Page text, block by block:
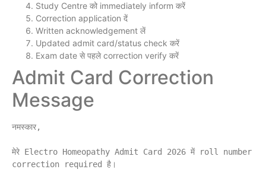
Study Centre को immediately inform करें
Correction application दें
Written acknowledgement लें
Updated admit card/status check करें
Exam date से पहले correction verify करें
Admit Card Correction
Message
नमस्कार,
मेरे Electro Homeopathy Admit Card 2026 में roll number
correction required है।